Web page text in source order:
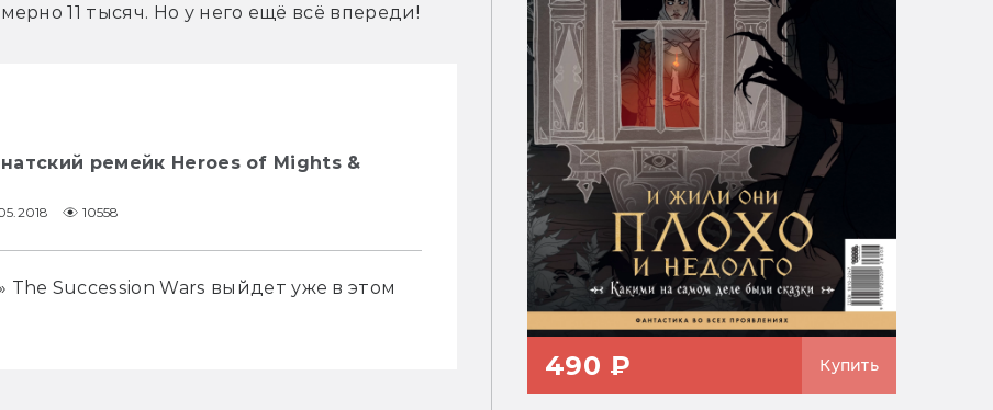
11 тысяч. Но у него ещё всё впереди!
ремейк Heroes of Mights &
10558
Succession Wars выйдет уже в этом
490 ₽ Купить